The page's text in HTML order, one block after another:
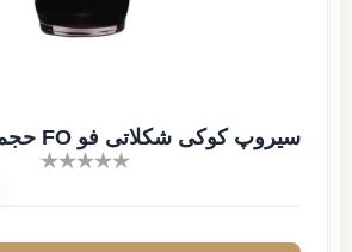
سیروپ کوکی شکلاتی فو FO حجم ۷۰۰ میل